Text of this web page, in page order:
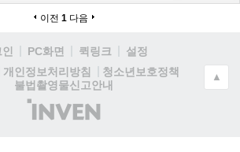
이전 1 다음
PC화면 퀵링크
설정
개인정보처리방침
청소년보호정책
불법촬영물신고안내
(주)
인
▲